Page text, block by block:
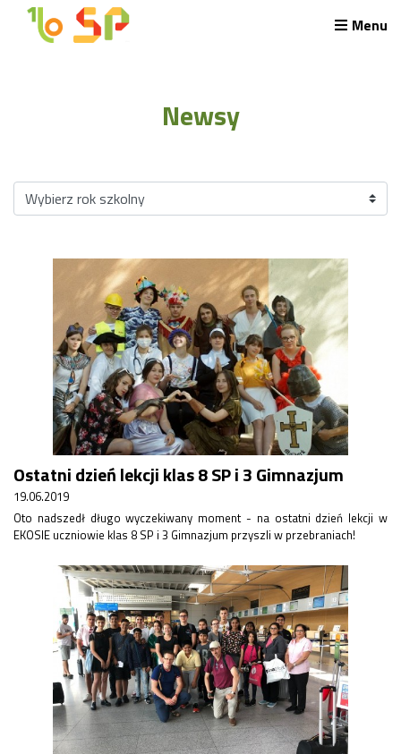
Menu
Przykładowe arkusze egzaminu wstępnego
Stypendia naukowe
Nawigacja
Archiwalna strona Szkoły
Biblioteka Szkolna
Filmy z wydarzeń szkolnych
Harmonogram pracy szkoły
Konkurs klas
Konkurs "Złota Żaba"
Kontakty zagraniczne
Newsy
Obóz adaptacyjny
Polityka ochrony dzieci
Przewodniczący Rady Szkoły
Warsztaty interdyscyplinarne
Wykaz podręczników
Zajęcia pozalekcyjne
Aplikacje szkolne
Biblioteka szkolna
Classroom
Dokumenty szkolne
Dyżury Szkolne
Newsy
Ostatni dzień lekcji klas 8 SP i 3 Gimnazjum
19.06.2019
Oto nadszedł długo wyczekiwany moment - na ostatni dzień lekcji w
EKOSIE uczniowie klas 8 SP i 3 Gimnazjum przyszli w przebraniach!